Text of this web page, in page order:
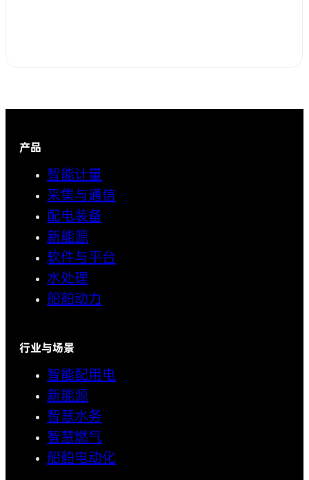
产品
智能计量
采集与通信
配电装备
新能源
软件与平台
水处理
船舶动力
行业与场景
智能配用电
新能源
智慧水务
智慧燃气
船舶电动化